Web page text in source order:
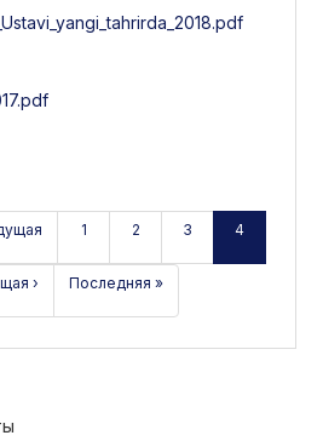
1 2 3 4
› Последняя »